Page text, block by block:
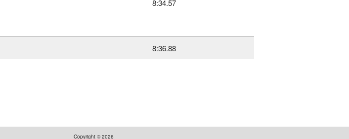
8:34.57
8:36.88
Copyright ©2026